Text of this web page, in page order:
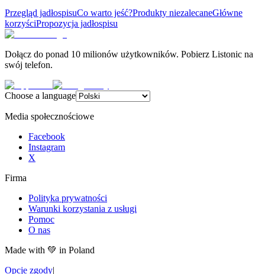
Przegląd jadłospisuCo warto jeść?Produkty niezalecaneGłówne
korzyściPropozycja jadłospisu
Dołącz do ponad 10 milionów użytkowników. Pobierz Listonic na
swój telefon.
Choose a language
Media społecznościowe
Facebook
Instagram
X
Firma
Polityka prywatności
Warunki korzystania z usługi
Pomoc
O nas
Made with 💚 in Poland
Opcje zgody|